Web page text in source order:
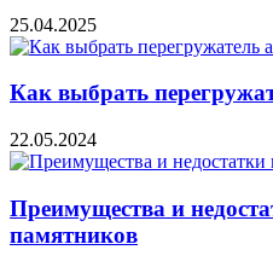
25.04.2025
Как выбрать
22.05.2024
Преимущества и
памятников